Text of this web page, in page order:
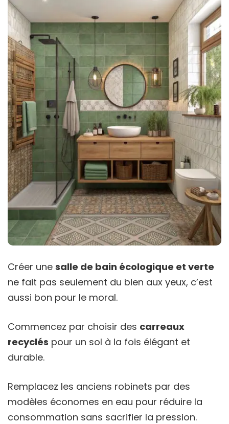
Créer une salle de bain écologique et verte
ne fait pas seulement du bien aux yeux, c’est
aussi bon pour le moral.
Commencez par choisir des carreaux
recyclés pour un sol à la fois élégant et
durable.
Remplacez les anciens robinets par des
modèles économes en eau pour réduire la
consommation sans sacrifier la pression.